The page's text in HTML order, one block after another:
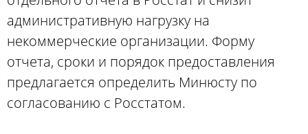
административную нагрузку на
некоммерческие организации. Форму
отчета, сроки и порядок предоставления
предлагается определить Минюсту по
согласованию с Росстатом.